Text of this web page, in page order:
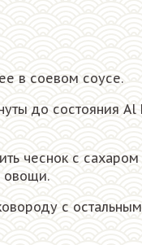
в соевом соусе.
до состояния
чеснок с
овощи.
с